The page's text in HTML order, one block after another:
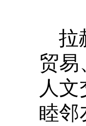
拉
贸易
人
睦邻